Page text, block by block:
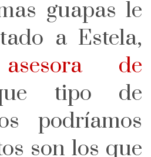
guapas le
a Estela,
de
tipo de
podríamos
son los que